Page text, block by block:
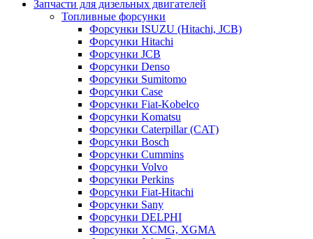
Запчасти для дизельных двигателей
Топливные форсунки
Форсунки ISUZU (Hitachi, JCB)
Форсунки Hitachi
Форсунки JCB
Форсунки Denso
Форсунки Sumitomo
Форсунки Case
Форсунки Fiat-Kobelco
Форсунки Komatsu
Форсунки Caterpillar (CAT)
Форсунки Bosch
Форсунки Cummins
Форсунки Volvo
Форсунки Perkins
Форсунки Fiat-Hitachi
Форсунки Sany
Форсунки DELPHI
Форсунки XCMG, XGMA